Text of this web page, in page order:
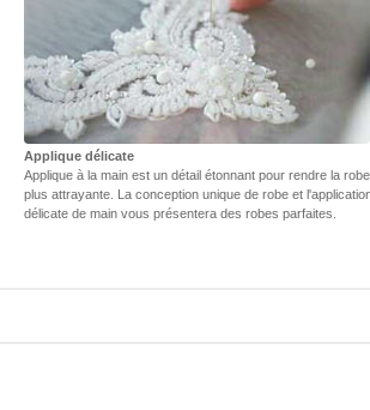
Applique délicate
Applique à la main est un détail étonnant pour rendre la robe
plus attrayante. La conception unique de robe et
délicate de main vous présentera des robes parfaites.